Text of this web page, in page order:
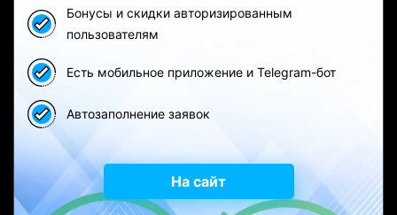
Бонусы и скидки авторизированным
пользователям
Есть мобильное приложение и Telegram-бот
Автозаполнение заявок
На сайт